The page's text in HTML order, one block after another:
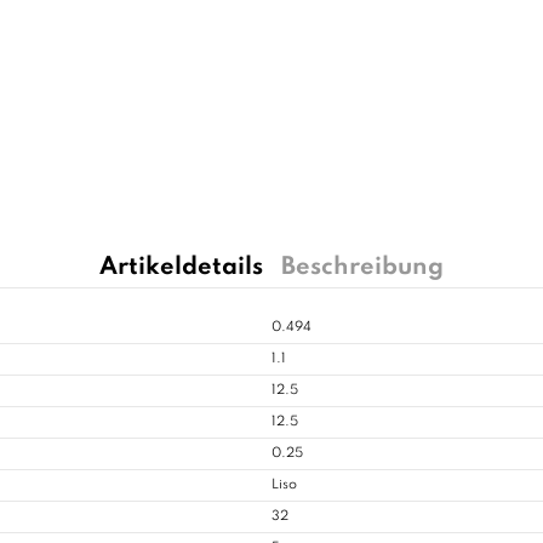
Artikeldetails Beschreibung
0.494
1.1
12.5
12.5
0.25
Liso
32